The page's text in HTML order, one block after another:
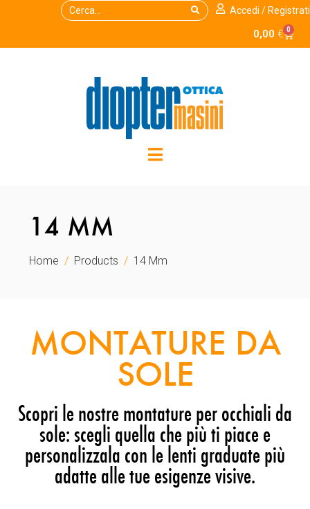
Accedi / Registrati
0,00 € 0
14 MM
Home Products 14 Mm
MONTATURE DA
SOLE
Scopri le nostre montature per occhiali da
sole: scegli quella che più ti piace e
personalizzala con le lenti graduate più
adatte alle tue esigenze visive.